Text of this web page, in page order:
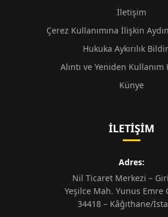
İletişim
Çerez Kullanımına İlişkin
Hukuka Aykırılık
Alıntı ve Yeniden Kullanım
Künye
İLETIŞIM
Adres:
Nil Ticaret Merkezi –
Yeşilce Mah. Yunus Emre
34418 – Kâğıthane/